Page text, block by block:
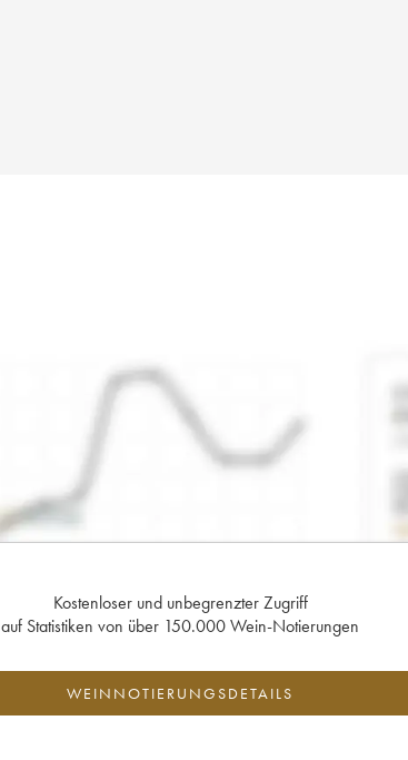
Kostenloser und unbegrenzter Zugriff
auf Statistiken von über 150.000 Wein-Notierungen
WEINNOTIERUNGSDETAILS